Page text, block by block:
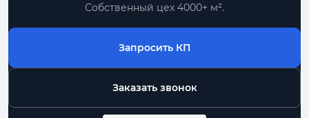
Собственный цех 4000+ м².
Запросить КП
Заказать звонок